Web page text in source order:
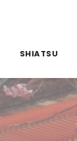
SHIATSU